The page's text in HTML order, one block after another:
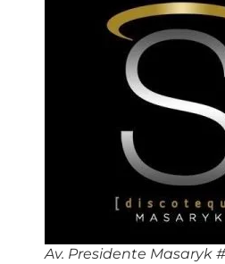
Av. Presidente Masaryk